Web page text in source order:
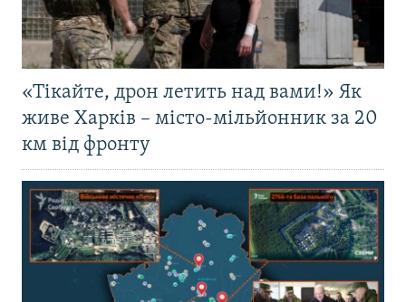
«Тікайте, дрон летить над вами!» Як
живе Харків – місто-мільйонник за 20
км від фронту